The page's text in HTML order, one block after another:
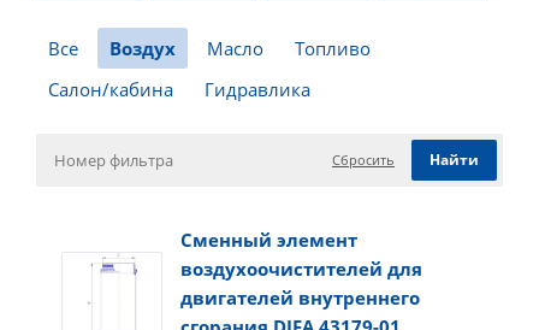
Все Воздух Масло
Топливо
Салон/кабина
Гидравлика
Сбросить
Сменный элемент
воздухоочистителей для
двигателей внутреннего